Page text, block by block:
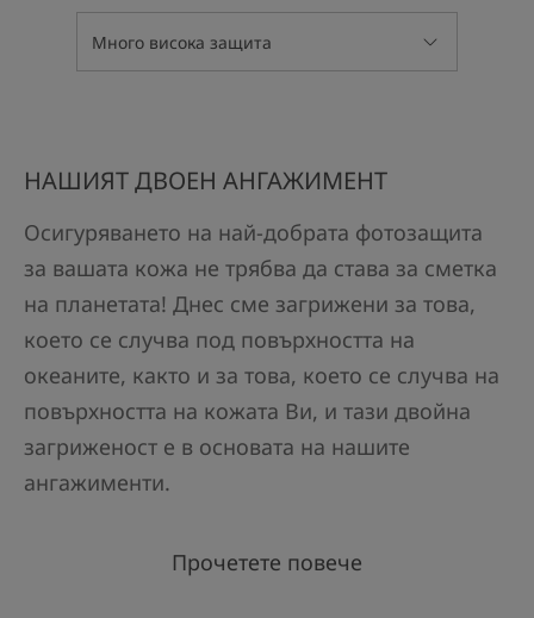
Много висока защита
НАШИЯТ ДВОЕН АНГАЖИМЕНТ
Осигуряването на най-добрата фотозащита
за вашата кожа не трябва да става за сметка
на планетата! Днес сме загрижени за това,
което се случва под повърхността на
океаните, както и за това, което се случва на
повърхността на кожата Ви, и тази двойна
загриженост е в основата на нашите
ангажименти.
Прочетете повече